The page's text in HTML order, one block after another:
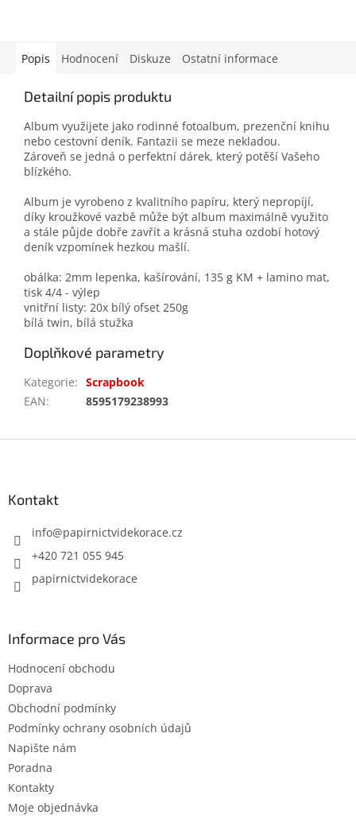
Popis Hodnocení Diskuze Ostatní informace
Detailní popis produktu
Album využijete jako rodinné fotoalbum, prezenční knihu
nebo cestovní deník. Fantazii se meze nekladou.
Zároveň se jedná o perfektní dárek, který potěší Vašeho
blízkého.
Album je vyrobeno z kvalitního papíru, který nepropíjí,
díky kroužkové vazbě může být album maximálně využito
a stále půjde dobře zavřít a krásná stuha ozdobí hotový
deník vzpomínek hezkou mašlí.
obálka: 2mm lepenka, kašírování, 135 g KM + lamino mat,
tisk 4/4 - výlep
vnitřní listy: 20x bílý ofset 250g
bílá twin, bílá stužka
Doplňkové parametry
Kategorie: Scrapbook
EAN: 8595179238993
Kontakt
info@papirnictvidekorace.cz
+420 721 055 945
papirnictvidekorace
Informace pro Vás
Hodnocení obchodu
Doprava
Obchodní podmínky
Podmínky ochrany osobních údajů
Napište nám
Poradna
Kontakty
Moje objednávka